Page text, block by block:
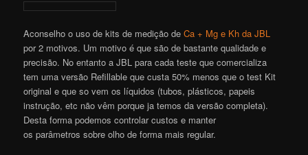
Aconselho o uso de kits de medição deCa + Mg e Kh da JBL
por 2 motivos. Um motivo é que são de bastante qualidade e
precisão. No entanto a JBL para cada teste que comercializa
tem uma versão Refillable que custa 50% menos que o test Kit
original e que so vem os líquidos (tubos, plásticos, papeis
instrução, etc não vêm porque ja temos da versão completa).
Desta forma podemos controlar custos e manter
os parâmetros sobre olho de forma mais regular.